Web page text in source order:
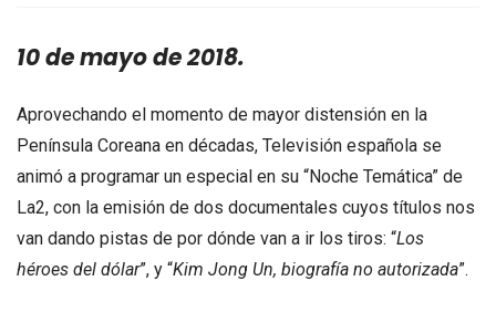
10 de mayo de 2018.
Aprovechando el momento de mayor distensión en la
Península Coreana en décadas, Televisión española se
animó a programar un especial en su “Noche Temática” de
La2, con la emisión de dos documentales cuyos títulos nos
van dando pistas de por dónde van a ir los tiros: “Los
héroes del dólar”, y “Kim Jong Un, biografía no autorizada”.